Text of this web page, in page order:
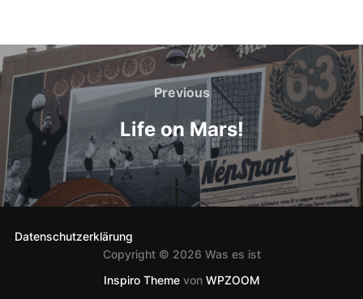
Beitragsnavigation
Previous
Previous
Life on Mars!
Datenschutzerklärung
Copyright © 2026 Was es ist
Inspiro Themevon WPZOOM